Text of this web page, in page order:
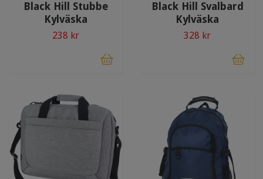
Black Hill Stubbe
Kylväska
238 kr
Black Hill Svalbard
Kylväska
328 kr